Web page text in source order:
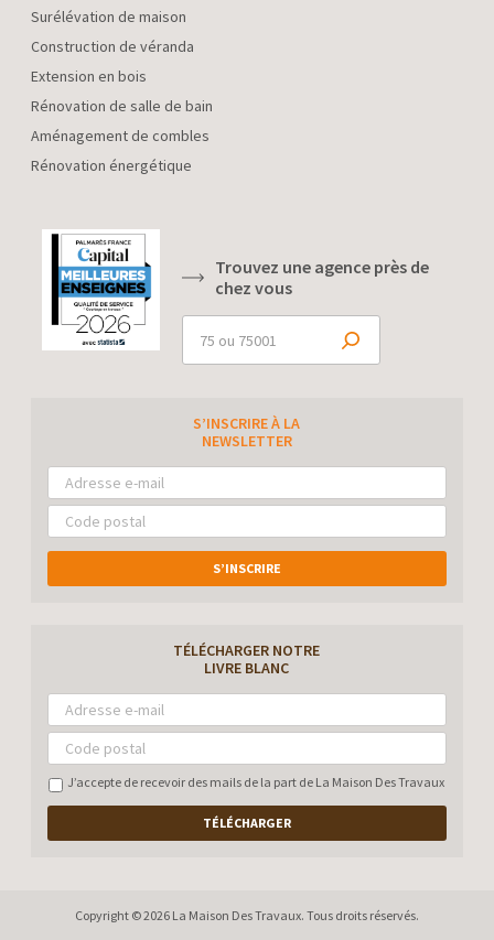
Surélévation de maison
Construction de véranda
Extension en bois
Rénovation de salle de bain
Aménagement de combles
Rénovation énergétique
Trouvez une agence près de
chez vous
S’INSCRIRE À LA
NEWSLETTER
S’INSCRIRE
TÉLÉCHARGER NOTRE
LIVRE BLANC
J’accepte de recevoir des mails de la part de La Maison Des Travaux
TÉLÉCHARGER
Copyright © 2026 La Maison Des Travaux. Tous droits réservés.